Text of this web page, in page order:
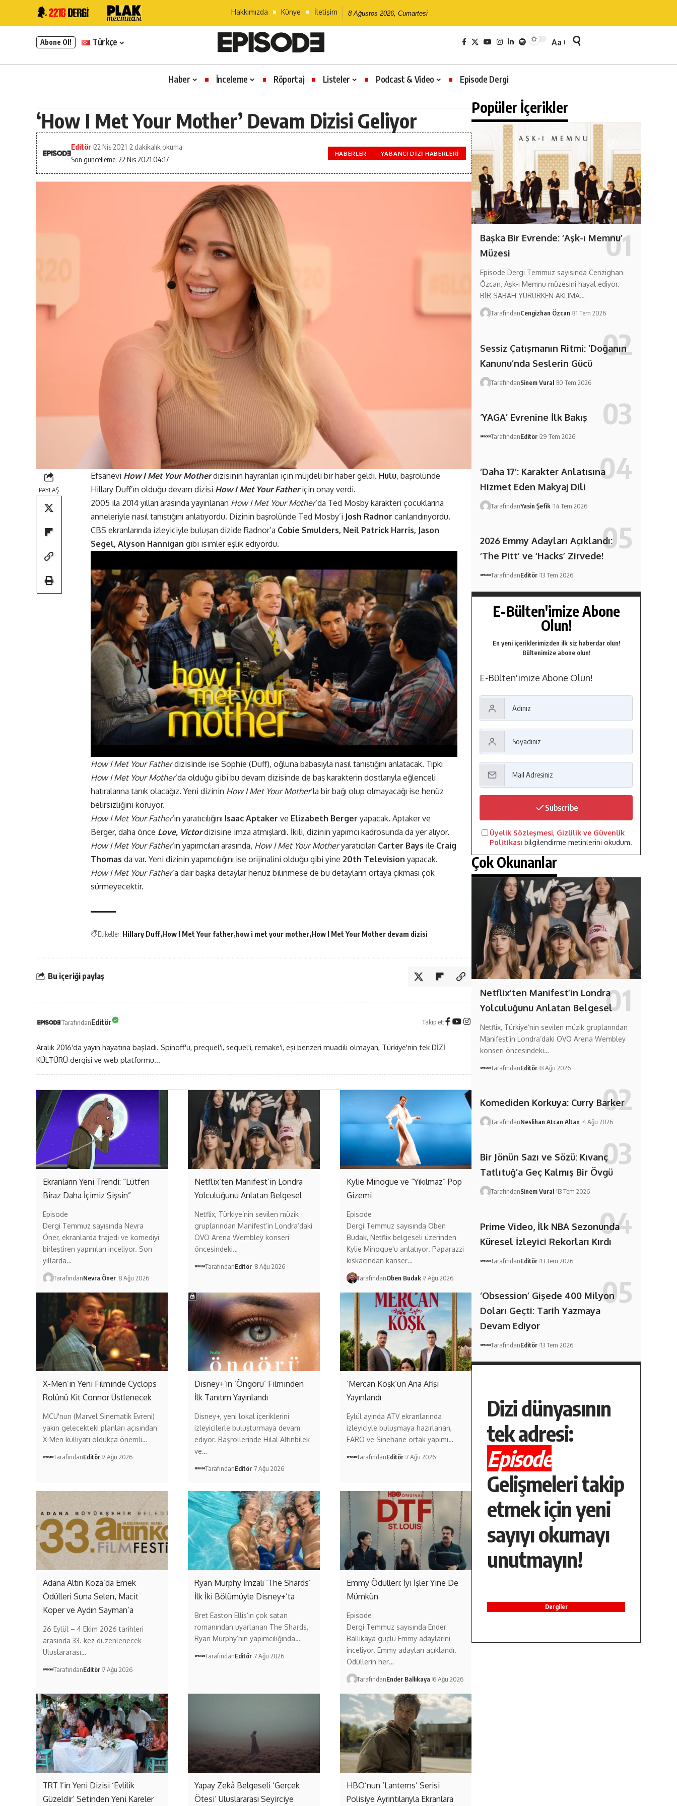
Hakkımızda Künye İletişim 8 Ağustos 2026, Cumartesi
Abone Ol! Türkçe Aa
Haber İnceleme Röportaj Listeler Podcast & Video Episode Dergi
‘How I Met Your Mother’ Devam Dizisi Geliyor
Son güncelleme: 22 Nis 2021 04:17
Editör 22 Nis 2021 2 dakikalık okuma
HABERLER YABANCI DIZI HABERLERI
PAYLAŞ
Efsanevi How I Met Your Motherdizisinin hayranları için müjdeli bir haber geldi. Hulu, başrolünde
Hillary Duff’ın olduğu devam dizisi How I Met Your Fatheriçin onay verdi.
2005 ila 2014 yılları arasında yayınlanan How I Met Your Mother‘da Ted Mosby karakteri çocuklarına
anneleriyle nasıl tanıştığını anlatıyordu. Dizinin başrolünde Ted Mosby’i Josh Radnor canlandırıyordu.
CBS ekranlarında izleyiciyle buluşan dizide Radnor’a Cobie Smulders, Neil Patrick Harris, Jason
Segel, Alyson Hannigan gibi isimler eşlik ediyordu.
How I Met Your Fatherdizisinde ise Sophie (Duff), oğluna babasıyla nasıl tanıştığını anlatacak. Tıpkı
How I Met Your Mother‘da olduğu gibi bu devam dizisinde de baş karakterin dostlarıyla eğlenceli
hatıralarına tanık olacağız. Yeni dizinin How I Met Your Mother‘la bir bağı olup olmayacağı ise henüz
belirsizliğini koruyor.
How I Met Your Father‘ın yaratıcılığını Isaac Aptaker ve Elizabeth Berger yapacak. Aptaker ve
Berger, daha önce Love, Victordizisine imza atmışlardı. İkili, dizinin yapımcı kadrosunda da yer alıyor.
How I Met Your Father‘ın yapımcıları arasında, How I Met Your Motheryaratıcıları Carter Bays ile Craig
Thomas da var. Yeni dizinin yapımcılığını ise orijinalini olduğu gibi yine 20th Television yapacak.
How I Met Your Father‘a dair başka detaylar henüz bilinmese de bu detayların ortaya çıkması çok
sürmeyecektir.
Etiketler: Hillary Duff How I Met Your father how i met your mother How I Met Your Mother devam dizisi
Bu içeriği paylaş
TarafındanEditör Takip et:
Aralık 2016'da yayın hayatına başladı. Spinoff'u, prequel'i, sequel'i, remake'i, eşi benzeri muadili olmayan, Türkiye'nin tek DİZİ
KÜLTÜRÜ dergisi ve web platformu...
Ekranların Yeni Trendi: “Lütfen
Biraz Daha İçimiz Şişsin”
Episode
Dergi Temmuz sayısında Nevra
Öner, ekranlarda trajedi ve komediyi
birleştiren yapımları inceliyor. Son
yıllarda…
TarafındanNevra Öner 8 Ağu 2026
Netflix’ten Manifest’in Londra
Yolculuğunu Anlatan Belgesel
Netflix, Türkiye’nin sevilen müzik
gruplarından Manifest’in Londra’daki
OVO Arena Wembley konseri
öncesindeki…
TarafındanEditör 8 Ağu 2026
Kylie Minogue ve “Yıkılmaz” Pop
Gizemi
Episode
Dergi Temmuz sayısında Oben
Budak, Netflix belgeseli üzerinden
Kylie Minogue'u anlatıyor. Paparazzi
kıskacından kanser…
TarafındanOben Budak 7 Ağu 2026
X-Men’in Yeni Filminde Cyclops
Rolünü Kit Connor Üstlenecek
MCU'nun (Marvel Sinematik Evreni)
yakın gelecekteki planları açısından
X-Men külliyatı oldukça önemli…
TarafındanEditör 7 Ağu 2026
Disney+’ın ‘Öngörü’ Filminden
İlk Tanıtım Yayınlandı
Disney+, yeni lokal içeriklerini
izleyicilerle buluşturmaya devam
ediyor. Başrollerinde Hilal Altınbilek
ve…
TarafındanEditör 7 Ağu 2026
‘Mercan Köşk’ün Ana Afişi
Yayınlandı
Eylül ayında ATV ekranlarında
izleyiciyle buluşmaya hazırlanan,
FARO ve Sinehane ortak yapımı…
TarafındanEditör 7 Ağu 2026
Adana Altın Koza’da Emek
Ödülleri Suna Selen, Macit
Koper ve Aydın Sayman’a
26 Eylül – 4 Ekim 2026 tarihleri
arasında 33. kez düzenlenecek
Uluslararası…
TarafındanEditör 7 Ağu 2026
Ryan Murphy İmzalı ‘The Shards’
İlk İki Bölümüyle Disney+’ta
Bret Easton Ellis’in çok satan
romanından uyarlanan The Shards,
Ryan Murphy’nin yapımcılığında…
TarafındanEditör 7 Ağu 2026
Emmy Ödülleri: İyi İşler Yine De
Mümkün
Episode
Dergi Temmuz sayısında Ender
Ballıkaya güçlü Emmy adaylarını
inceliyor. Emmy adayları açıklandı.
Ödüllerin her…
TarafındanEnder Ballıkaya 6 Ağu 2026
TRT 1’in Yeni Dizisi ‘Evlilik
Güzeldir’ Setinden Yeni Kareler
Yapay Zekâ Belgeseli ‘Gerçek
Ötesi’ Uluslararası Seyirciye
HBO’nun ‘Lanterns’ Serisi
Polisiye Ayrıntılarıyla Ekranlara
Popüler İçerikler
Başka Bir Evrende: ‘Aşk-ı Memnu’
Müzesi
Episode Dergi Temmuz sayısında Cenzighan
Özcan, Aşk-ı Memnu müzesini hayal ediyor.
BİR SABAH YÜRÜRKEN AKLIMA…
TarafındanCengizhan Özcan 31 Tem 2026
Sessiz Çatışmanın Ritmi: ‘Doğanın
Kanunu’nda Seslerin Gücü
TarafındanSinem Vural 30 Tem 2026
‘YAGA’ Evrenine İlk Bakış
TarafındanEditör 29 Tem 2026
‘Daha 17’: Karakter Anlatısına
Hizmet Eden Makyaj Dili
TarafındanYasin Şefik 14 Tem 2026
2026 Emmy Adayları Açıklandı:
‘The Pitt’ ve ‘Hacks’ Zirvede!
TarafındanEditör 13 Tem 2026
E-Bülten'imize Abone
Olun!
En yeni içeriklerimizden ilk siz haberdar olun!
Bültenimize abone olun!
E-Bülten'imize Abone Olun!
Subscribe
Üyelik Sözleşmesi, Gizlilik ve Güvenlik
Politikası bilgilendirme metinlerini okudum.
Çok Okunanlar
Netflix’ten Manifest’in Londra
Yolculuğunu Anlatan Belgesel
Netflix, Türkiye’nin sevilen müzik gruplarından
Manifest’in Londra’daki OVO Arena Wembley
konseri öncesindeki…
TarafındanEditör 8 Ağu 2026
Komediden Korkuya: Curry Barker
TarafındanNeslihan Atcan Altan 4 Ağu 2026
Bir Jönün Sazı ve Sözü: Kıvanç
Tatlıtuğ’a Geç Kalmış Bir Övgü
TarafındanSinem Vural 13 Tem 2026
Prime Video, İlk NBA Sezonunda
Küresel İzleyici Rekorları Kırdı
TarafındanEditör 13 Tem 2026
‘Obsession’ Gişede 400 Milyon
Doları Geçti: Tarih Yazmaya
Devam Ediyor
TarafındanEditör 13 Tem 2026
Dizi dünyasının
tek adresi:
Episode
Gelişmeleri takip
etmek için yeni
sayıyı okumayı
unutmayın!
Dergiler